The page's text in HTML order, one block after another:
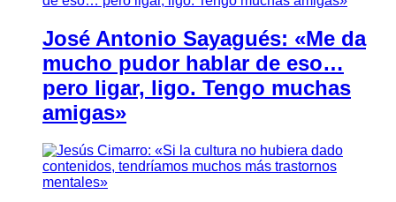
José Antonio Sayagués: «Me da
mucho pudor hablar de eso…
pero ligar, ligo. Tengo muchas
amigas»